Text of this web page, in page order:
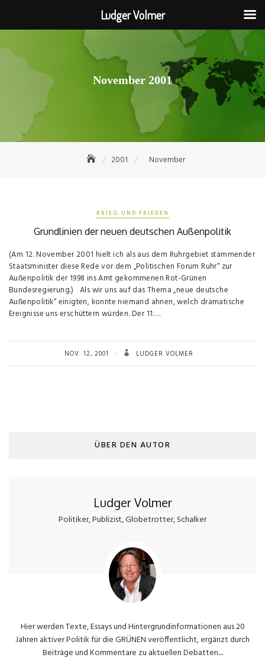
Skip
to
content
November 2001
2001 November
KRIEG UND FRIEDEN
Grundlinien der neuen deutschen Außenpolitik
(Am 12. November 2001 hielt ich als aus dem Ruhrgebiet stammender
Staatsminister diese Rede vor dem „Politischen Forum Ruhr“ zur
Außenpolitik der 1998 ins Amt gekommenen Rot-Grünen
Bundesregierung.) Als wir uns auf das Thema „neue deutsche
Außenpolitik“ einigten, konnte niemand ahnen, welch dramatische
Ereignisse uns erschüttern würden. Der 11….
NOV. 12, 2001 LUDGER VOLMER
ÜBER DEN AUTOR
Ludger Volmer
Politiker, Publizist, Globetrotter, Schalker
Hier werden Texte, Essays und Hintergrundinformationen aus 20
Jahren aktiver Politik für die GRÜNEN veröffentlicht, ergänzt durch
Beiträge und Kommentare zu aktuellen Debatten....
Ludger Volmer